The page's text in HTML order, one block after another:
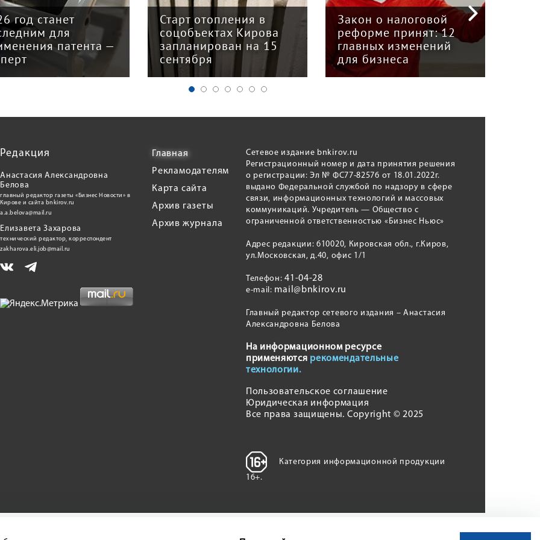
год станет
для
патента —
Старт отопления в
соцобъектах Кирова
запланирован на 15
сентября
Закон о налоговой
реформе принят: 12
главных изменений
для бизнеса
Редакция
Анастасия Александровна
Белова
главный редактор газеты «Бизнес Новости» в
Кирове и сайта bnkirov.ru
a.a.belova@mail.ru
Елизавета Захарова
технический редактор, корреспондент
zakharova.eli.job@mail.ru
Главная
Рекламодателям
Карта сайта
Архив газеты
Архив журнала
Сетевое издание bnkirov.ru
Регистрационный номер и дата принятия решения
о регистрации: Эл № ФС77-82576 от 18.01.2022г.
выдано Федеральной службой по надзору в сфере
связи, информационных технологий и массовых
коммуникаций. Учредитель — Общество с
ограниченной ответственностью «Бизнес Ньюс»
Адрес редакции: 610020, Кировская обл., г.Киров,
ул.Московская, д.40, офис 1/1
Телефон:41-04-28
e-mail: mail@bnkirov.ru
Главный редактор сетевого издания – Анастасия
Александровна Белова
На информационном ресурсе
применяются рекомендательные
технологии.
Пользовательское соглашение
Юридическая информация
Все права защищены. Copyright © 2025
Категория информационной продукции
16+.